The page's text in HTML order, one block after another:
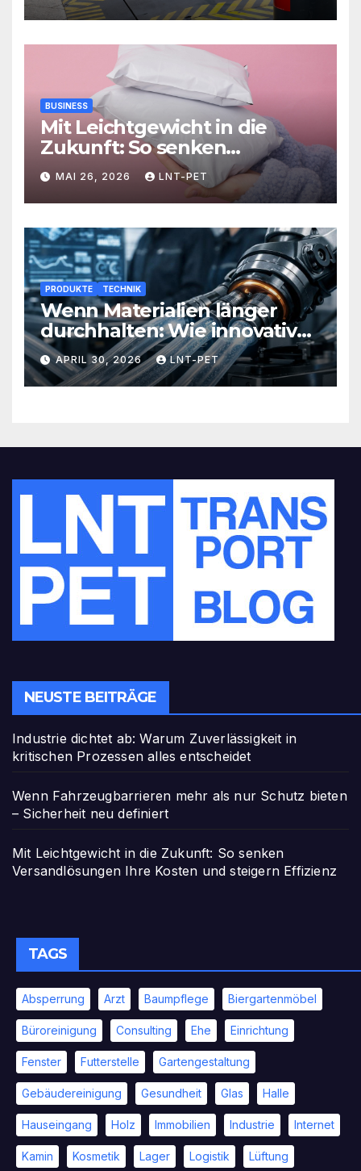
BUSINESS
Mit Leichtgewicht in die
Zukunft: So senken
Versandlösungen Ihre
Kosten und steigern Effizienz
MAI 26, 2026 LNT-PET
PRODUKTE TECHNIK
Wenn Materialien länger
durchhalten: Wie innovative
Werkstoffe Ihre Abläufe
revolutionieren
APRIL 30, 2026 LNT-PET
NEUSTE BEITRÄGE
Industrie dichtet ab: Warum Zuverlässigkeit in
kritischen Prozessen alles entscheidet
Wenn Fahrzeugbarrieren mehr als nur Schutz bieten
– Sicherheit neu definiert
Mit Leichtgewicht in die Zukunft: So senken
Versandlösungen Ihre Kosten und steigern Effizienz
TAGS
Absperrung Arzt Baumpflege Biergartenmöbel
Büroreinigung Consulting Ehe Einrichtung
Fenster Futterstelle Gartengestaltung
Gebäudereinigung Gesundheit Glas Halle
Hauseingang Holz Immobilien Industrie Internet
Kamin Kosmetik Lager Logistik Lüftung